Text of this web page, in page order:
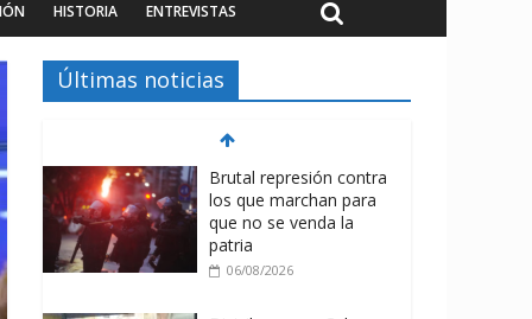
HISTORIA ENTREVISTAS
Últimas noticias
Brutal represión contra
los que marchan para
que no se venda la
patria
06/08/2026